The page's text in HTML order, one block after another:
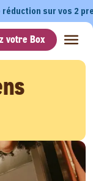
réduction sur vos 2
votre Box